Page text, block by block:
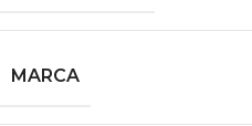
MARCA